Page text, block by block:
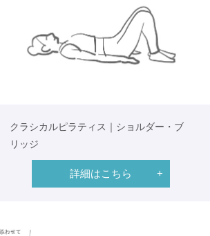
クラシカルピラティス｜ショルダー・ブ
リッジ
詳細はこちら